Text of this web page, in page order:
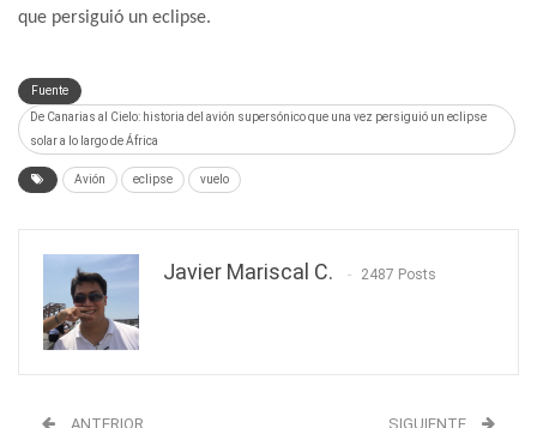
que persiguió un eclipse.
Fuente
De Canarias al Cielo: historia del avión supersónico que una vez persiguió un eclipse
solar a lo largo de África
Avión eclipse vuelo
Javier Mariscal C. 2487 Posts
ANTERIOR SIGUIENTE